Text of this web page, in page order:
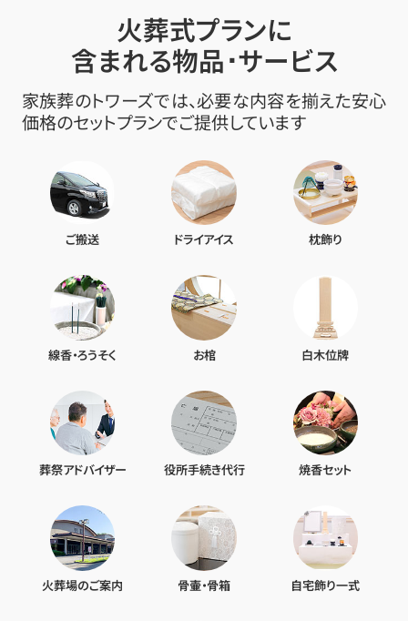
火葬式プランに
含まれる物品･サービス
家族葬のトワーズでは、必要な内容を揃えた安心
価格のセットプランでご提供しています
ご搬送 ドライアイス 枕飾り
線香・ろうそく お棺 白木位牌
葬祭アドバイザー 役所手続き代行 焼香セット
火葬場のご案内 骨壷・骨箱 自宅飾り一式